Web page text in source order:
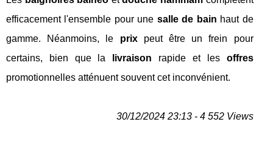
efficacement l'ensemble pour une salle de bain haut de
gamme. Néanmoins, le prixpeut être un frein pour
certains, bien que la
livraison rapide et les offres
promotionnelles atténuent souvent cet inconvénient.
30/12/2024 23:13 - 4 552 Views